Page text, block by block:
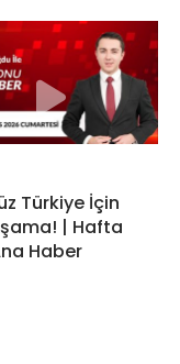
Türkiye İçin
| Hafta
Haber